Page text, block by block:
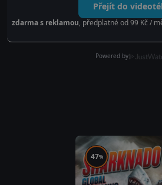
Přejít do
zdarma s reklamou, předplatné od 99 Kč /
Powered by
47%